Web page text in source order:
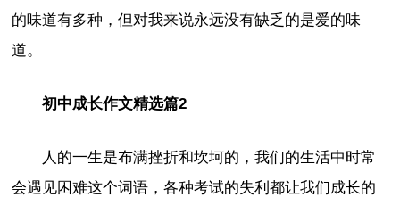
的味道有多种，但对我来说永远没有缺乏的是爱的味
道。
初中成长作文精选篇2
人的一生是布满挫折和坎坷的，我们的生活中时常
会遇见困难这个词语，各种考试的失利都让我们成长的